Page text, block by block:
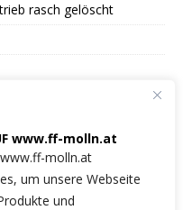
www.ff-molln.at
molln.at
um unsere Webseite
und
rasch gelöscht